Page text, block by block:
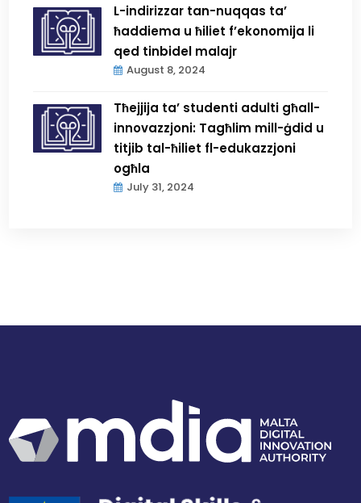
L-indirizzar tan-nuqqas ta’
ħaddiema u ħiliet f’ekonomija li
qed tinbidel malajr
August 8, 2024
Tħejjija ta’ studenti adulti għall-
innovazzjoni: Tagħlim mill-ġdid u
titjib tal-ħiliet fl-edukazzjoni
ogħla
July 31, 2024